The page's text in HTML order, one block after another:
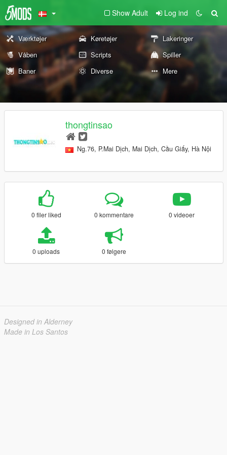
Show Adult Log ind
Værktøjer Køretøjer
Lakeringer
Våben
Scripts
Spiller
Baner
Diverse Mere
thongtinsao
Ng.76, P.Mai Dịch, Mai Dịch, Cầu Giấy, Hà Nội
0 filer liked 0 kommentare 0 videoer
0 uploads 0 følgere
Designed in Alderney
Made in Los Santos